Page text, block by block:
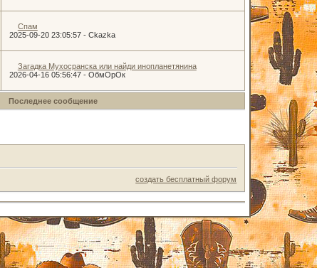
Спам
2025-09-20 23:05:57- Ckazka
Загадка Мухосранска или найди инопланетянина
2026-04-16 05:56:47- ОбмОрОк
Последнее сообщение
создать бесплатный форум